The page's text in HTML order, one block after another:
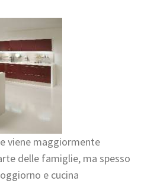
viene maggiormente
delle famiglie, ma spesso
e cucina